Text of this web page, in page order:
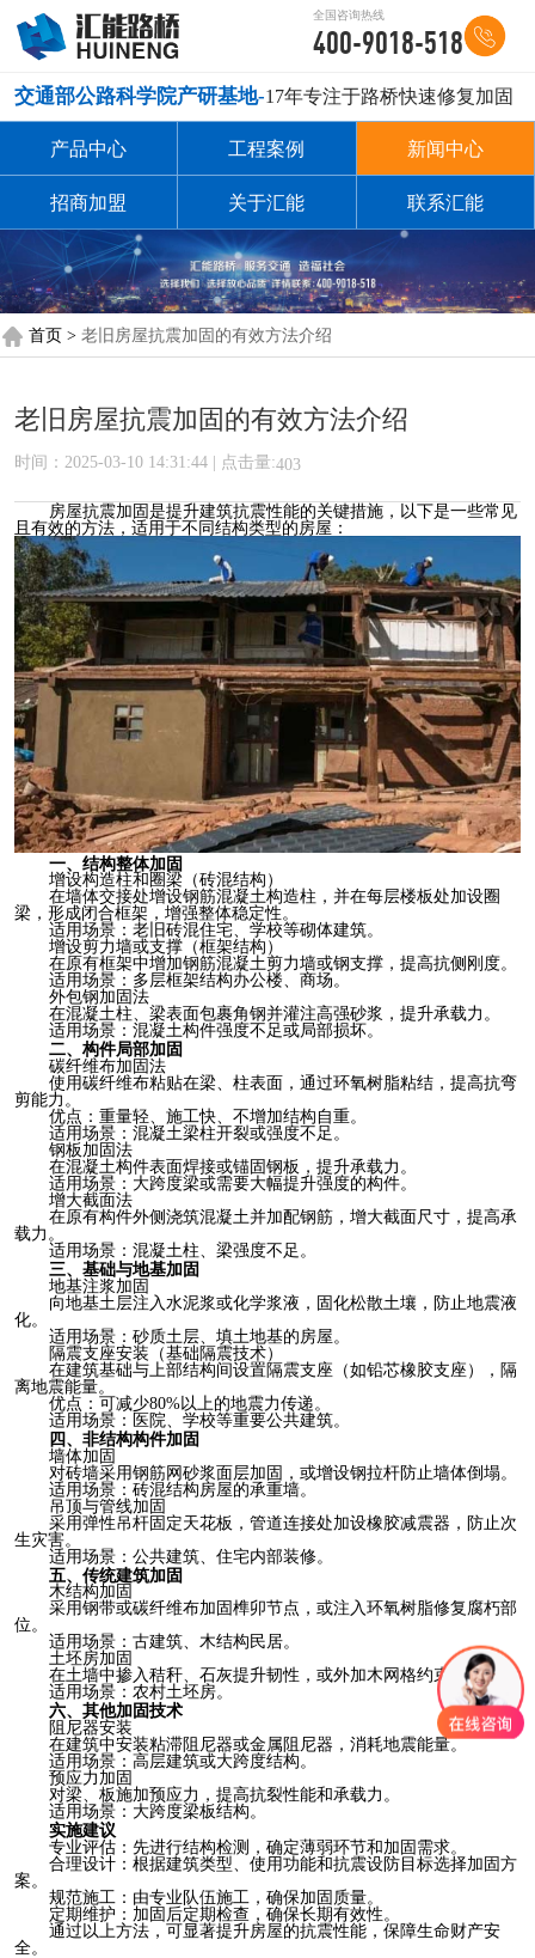
全国咨询热线
400-9018-518
交通部公路科学院产研基地-17年专注于路桥快速修复加固
产品中心 工程案例 新闻中心
招商加盟 关于汇能 联系汇能
首页 > 老旧房屋抗震加固的有效方法介绍
老旧房屋抗震加固的有效方法介绍
时间：2025-03-10 14:31:44 | 点击量:403
房屋抗震加固是提升建筑抗震性能的关键措施，以下是一些常见
且有效的方法，适用于不同结构类型的房屋：
一、结构整体加固
增设构造柱和圈梁（砖混结构）
在墙体交接处增设钢筋混凝土构造柱，并在每层楼板处加设圈
梁，形成闭合框架，增强整体稳定性。
适用场景：老旧砖混住宅、学校等砌体建筑。
增设剪力墙或支撑（框架结构）
在原有框架中增加钢筋混凝土剪力墙或钢支撑，提高抗侧刚度。
适用场景：多层框架结构办公楼、商场。
外包钢加固法
在混凝土柱、梁表面包裹角钢并灌注高强砂浆，提升承载力。
适用场景：混凝土构件强度不足或局部损坏。
二、构件局部加固
碳纤维布加固法
使用碳纤维布粘贴在梁、柱表面，通过环氧树脂粘结，提高抗弯
剪能力。
优点：重量轻、施工快、不增加结构自重。
适用场景：混凝土梁柱开裂或强度不足。
钢板加固法
在混凝土构件表面焊接或锚固钢板，提升承载力。
适用场景：大跨度梁或需要大幅提升强度的构件。
增大截面法
在原有构件外侧浇筑混凝土并加配钢筋，增大截面尺寸，提高承
载力。
适用场景：混凝土柱、梁强度不足。
三、基础与地基加固
地基注浆加固
向地基土层注入水泥浆或化学浆液，固化松散土壤，防止地震液
化。
适用场景：砂质土层、填土地基的房屋。
隔震支座安装（基础隔震技术）
在建筑基础与上部结构间设置隔震支座（如铅芯橡胶支座），隔
离地震能量。
优点：可减少80%以上的地震力传递。
适用场景：医院、学校等重要公共建筑。
四、非结构构件加固
墙体加固
对砖墙采用钢筋网砂浆面层加固，或增设钢拉杆防止墙体倒塌。
适用场景：砖混结构房屋的承重墙。
吊顶与管线加固
采用弹性吊杆固定天花板，管道连接处加设橡胶减震器，防止次
生灾害。
适用场景：公共建筑、住宅内部装修。
五、传统建筑加固
木结构加固
采用钢带或碳纤维布加固榫卯节点，或注入环氧树脂修复腐朽部
位。
适用场景：古建筑、木结构民居。
土坯房加固
在土墙中掺入秸秆、石灰提升韧性，或外加木网格约束墙体。
适用场景：农村土坯房。
六、其他加固技术
阻尼器安装
在建筑中安装粘滞阻尼器或金属阻尼器，消耗地震能量。
适用场景：高层建筑或大跨度结构。
预应力加固
对梁、板施加预应力，提高抗裂性能和承载力。
适用场景：大跨度梁板结构。
实施建议
专业评估：先进行结构检测，确定薄弱环节和加固需求。
合理设计：根据建筑类型、使用功能和抗震设防目标选择加固方
案。
规范施工：由专业队伍施工，确保加固质量。
定期维护：加固后定期检查，确保长期有效性。
通过以上方法，可显著提升房屋的抗震性能，保障生命财产安
全。